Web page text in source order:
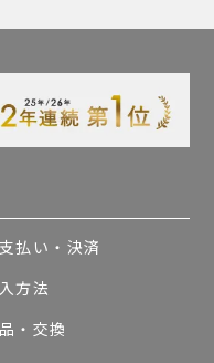
払い・決済
方法
・交換